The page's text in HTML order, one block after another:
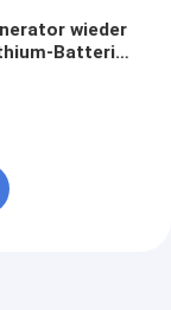
wieder
Batterie